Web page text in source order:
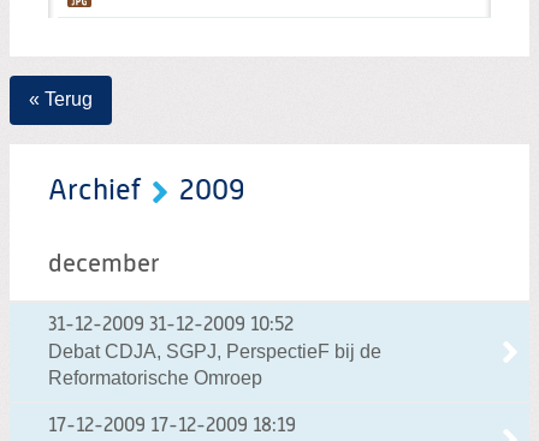
« Terug
Archief 2009
december
31-12-2009 31-12-2009 10:52
Debat CDJA, SGPJ, PerspectieF bij de
Reformatorische Omroep
17-12-2009 17-12-2009 18:19